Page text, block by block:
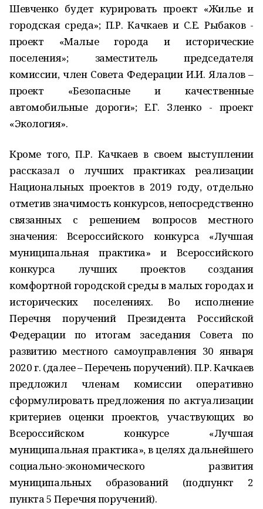
Шевченко будет курировать проект «Жилье и
городская среда»; П.Р. Качкаев и С.Е. Рыбаков -
проект «Малые города и исторические
поселения»; заместитель председателя
комиссии, член Совета Федерации И.И. Ялалов –
проект «Безопасные и качественные
автомобильные дороги»; Е.Г. Зленко - проект
«Экология».
Кроме того, П.Р. Качкаев в своем выступлении
рассказал о лучших практиках реализации
Национальных проектов в 2019 году, отдельно
отметив значимость конкурсов, непосредственно
связанных с решением вопросов местного
значения: Всероссийского конкурса «Лучшая
муниципальная практика» и Всероссийского
конкурса лучших проектов создания
комфортной городской среды в малых городах и
исторических поселениях. Во исполнение
Перечня поручений Президента Российской
Федерации по итогам заседания Совета по
развитию местного самоуправления 30 января
2020 г. (далее – Перечень поручений). П.Р. Качкаев
предложил членам комиссии оперативно
сформулировать предложения по актуализации
критериев оценки проектов, участвующих во
Всероссийском конкурсе «Лучшая
муниципальная практика», в целях дальнейшего
социально-экономического развития
муниципальных образований (подпункт 2
пункта 5 Перечня поручений).